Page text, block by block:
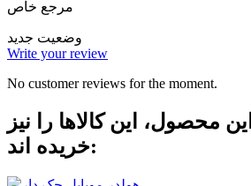
مرجع خاص
وضعیت جدید
Write your review
No customer reviews for the moment.
محصول، این کالاها را نیز
خریده اند: